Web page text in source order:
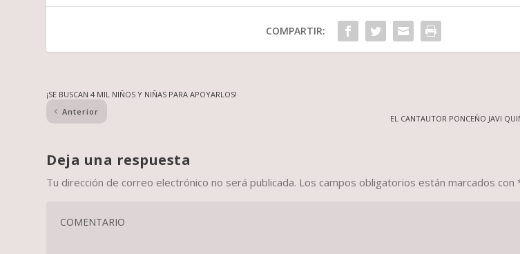
COMPARTIR:
¡SE BUSCAN 4 MIL NIÑOS Y NIÑAS PARA APOYARLOS!
Anterior
EL CANTAUTOR PONCEÑO JAVI
Deja una respuesta
Tu dirección de correo electrónico no será publicada. Los campos obligatorios están marcados con